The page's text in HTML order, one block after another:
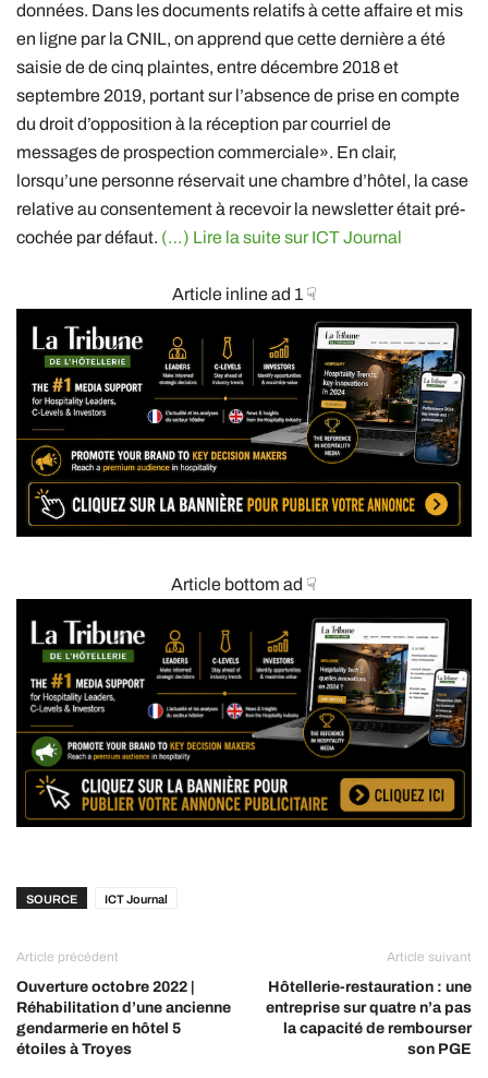
données. Dans les documents relatifs à cette affaire et mis
en ligne par la CNIL, on apprend que cette dernière a été
saisie de de cinq plaintes, entre décembre 2018 et
septembre 2019, portant sur l’absence de prise en compte
du droit d’opposition à la réception par courriel de
messages de prospection commerciale». En clair,
lorsqu’une personne réservait une chambre d’hôtel, la case
relative au consentement à recevoir la newsletter était pré-
cochée par défaut. (…) Lire la suite sur ICT Journal
Article inline ad 1 ☟
Article bottom ad ☟
SOURCE ICT Journal
Article précédent
Ouverture octobre 2022 |
Réhabilitation d’une ancienne
gendarmerie en hôtel 5
étoiles à Troyes
Article suivant
Hôtellerie-restauration : une
entreprise sur quatre n’a pas
la capacité de rembourser
son PGE